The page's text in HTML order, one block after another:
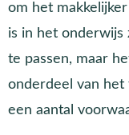
om het
is in het onderwijs
te passen, maar
onderdeel van het
een aantal